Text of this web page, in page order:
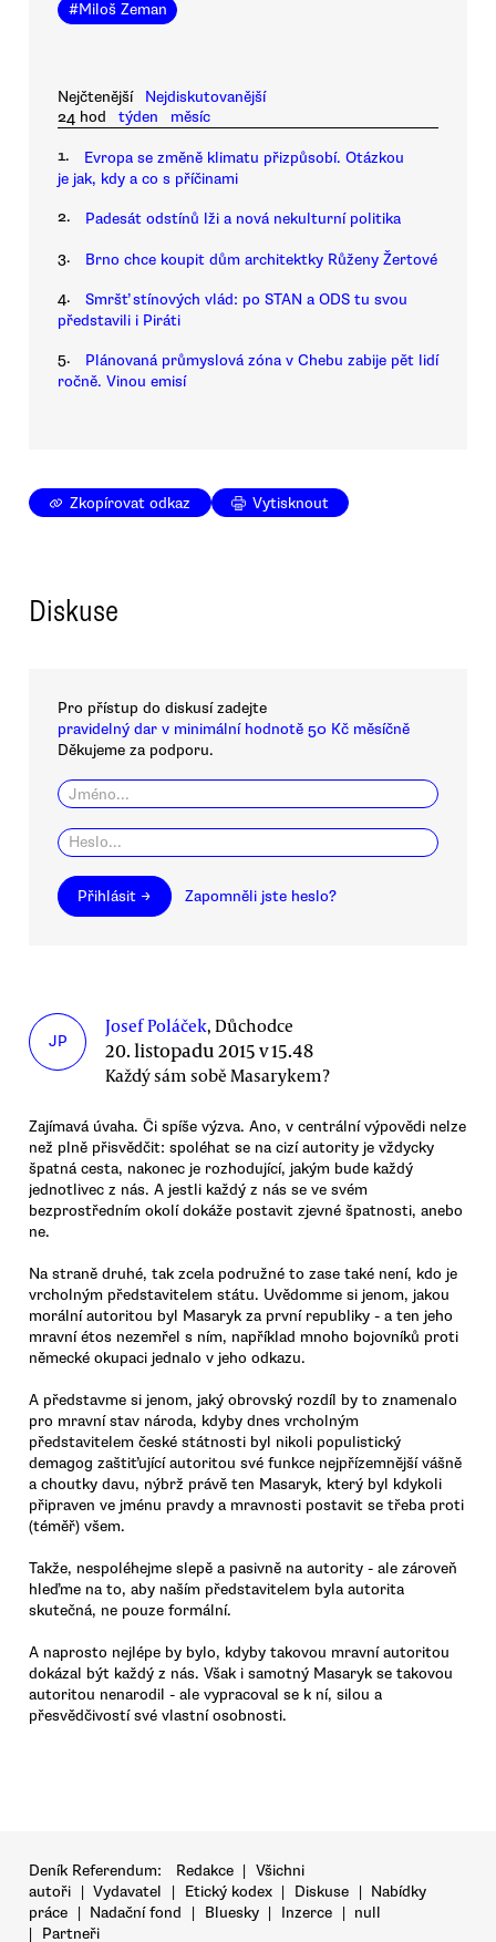
#Miloš Zeman
Nejčtenější
Nejdiskutovanější
24 hod
týden měsíc
1.
Evropa se změně klimatu přizpůsobí. Otázkou
je jak, kdy a co s příčinami
2. Padesát odstínů lži a nová nekulturní politika
3. Brno chce koupit dům architektky Růženy Žertové
4.
Smršť stínových vlád: po STAN a ODS tu svou
představili i Piráti
5.
Plánovaná průmyslová zóna v Chebu zabije pět lidí
ročně. Vinou emisí
Zkopírovat odkaz Vytisknout
Diskuse
Pro přístup do diskusí zadejte
pravidelný dar v minimální hodnotě 50 Kč měsíčně
Děkujeme za podporu.
Přihlásit → Zapomněli jste heslo?
JP
Josef Poláček, Důchodce
20. listopadu 2015 v 15.48
Každý sám sobě Masarykem?
Zajímavá úvaha. Či spíše výzva. Ano, v centrální výpovědi nelze
než plně přisvědčit: spoléhat se na cizí autority je vždycky
špatná cesta, nakonec je rozhodující, jakým bude každý
jednotlivec z nás. A jestli každý z nás se ve svém
bezprostředním okolí dokáže postavit zjevné špatnosti, anebo
ne.
Na straně druhé, tak zcela podružné to zase také není, kdo je
vrcholným představitelem státu. Uvědomme si jenom, jakou
morální autoritou byl Masaryk za první republiky - a ten jeho
mravní étos nezemřel s ním, například mnoho bojovníků proti
německé okupaci jednalo v jeho odkazu.
A představme si jenom, jaký obrovský rozdíl by to znamenalo
pro mravní stav národa, kdyby dnes vrcholným
představitelem české státnosti byl nikoli populistický
demagog zaštiťující autoritou své funkce nejpřízemnější vášně
a choutky davu, nýbrž právě ten Masaryk, který byl kdykoli
připraven ve jménu pravdy a mravnosti postavit se třeba proti
(téměř) všem.
Takže, nespoléhejme slepě a pasivně na autority - ale zároveň
hleďme na to, aby naším představitelem byla autorita
skutečná, ne pouze formální.
A naprosto nejlépe by bylo, kdyby takovou mravní autoritou
dokázal být každý z nás. Však i samotný Masaryk se takovou
autoritou nenarodil - ale vypracoval se k ní, silou a
přesvědčivostí své vlastní osobnosti.
Deník Referendum: Redakce | Všichni
autoři | Vydavatel | Etický kodex | Diskuse | Nabídky
práce | Nadační fond | Bluesky | Inzerce | null
|
Partneři